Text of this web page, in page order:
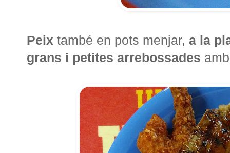
Peix també en pots menjar, a la
grans i petites arrebossades